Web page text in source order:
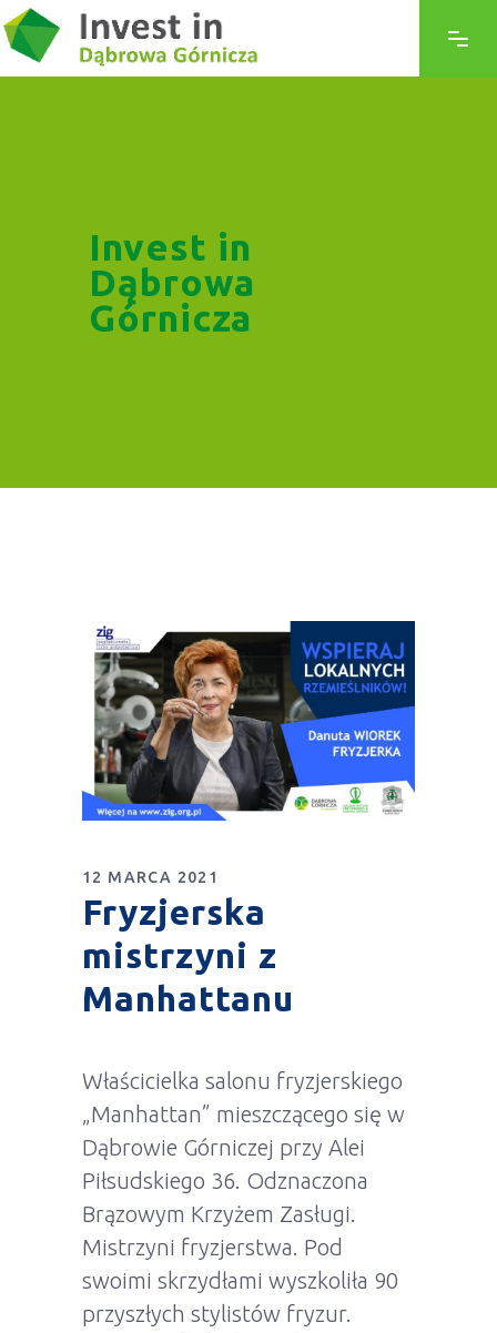
Invest in
Dąbrowa
Górnicza
12 MARCA 2021
Fryzjerska
mistrzyni z
Manhattanu
Właścicielka salonu fryzjerskiego
„Manhattan” mieszczącego się w
Dąbrowie Górniczej przy Alei
Piłsudskiego 36. Odznaczona
Brązowym Krzyżem Zasługi.
Mistrzyni fryzjerstwa. Pod
swoimi skrzydłami wyszkoliła 90
przyszłych stylistów fryzur.